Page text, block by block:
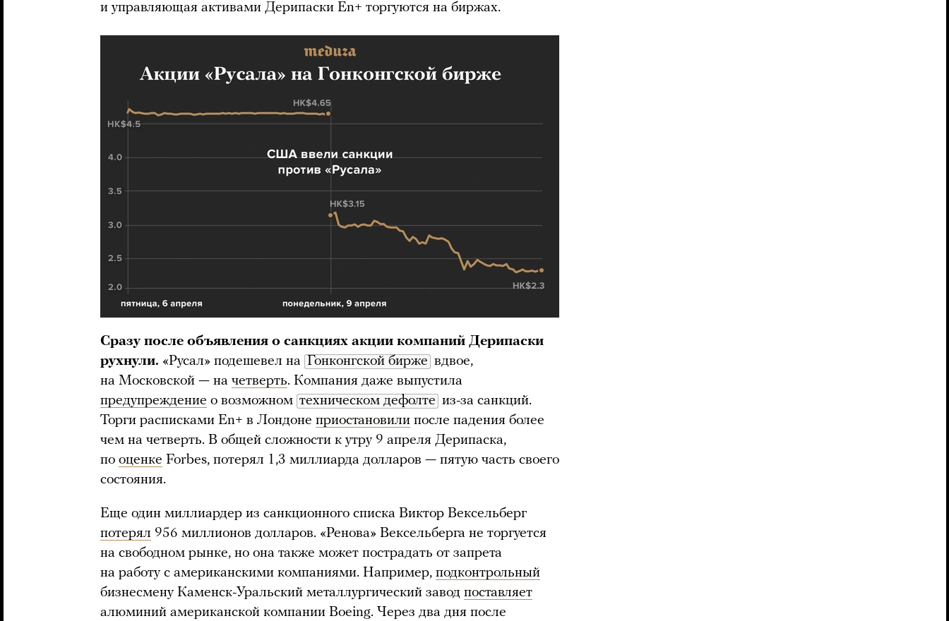
и управляющая активами Дерипаски En+ торгуются на биржах.
Сразу после объявления о санкциях акции компаний Дерипаски
рухнули. «Русал» подешевел на Гонконгской бирже вдвое,
на Московской — на четверть. Компания даже выпустила
предупреждение о возможном техническом дефолте из-за санкций.
Торги расписками En+ в Лондоне приостановили после падения более
чем на четверть. В общей сложности к утру 9 апреля Дерипаска,
по оценке Forbes, потерял 1,3 миллиарда долларов — пятую часть своего
состояния.
Еще один миллиардер из санкционного списка Виктор Вексельберг
потерял 956 миллионов долларов. «Ренова» Вексельберга не торгуется
на свободном рынке, но она также может пострадать от запрета
на работу с американскими компаниями. Например, подконтрольный
бизнесмену Каменск-Уральский металлургический завод поставляет
алюминий американской компании Boeing. Через два дня после